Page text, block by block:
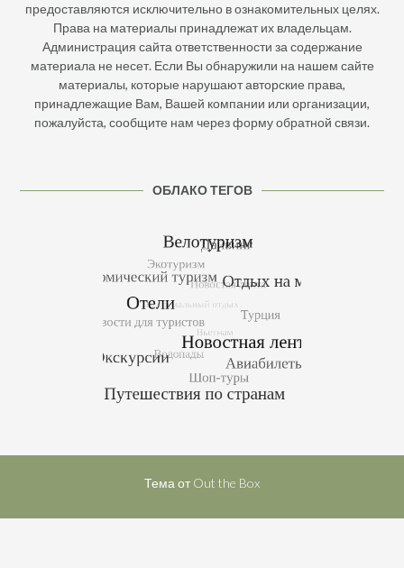
предоставляются исключительно в ознакомительных целях.
Права на материалы принадлежат их владельцам.
Администрация сайта ответственности за содержание
материала не несет. Если Вы обнаружили на нашем сайте
материалы, которые нарушают авторские права,
принадлежащие Вам, Вашей компании или организации,
пожалуйста, сообщите нам через форму обратной связи.
ОБЛАКО ТЕГОВ
Тема от Out the Box